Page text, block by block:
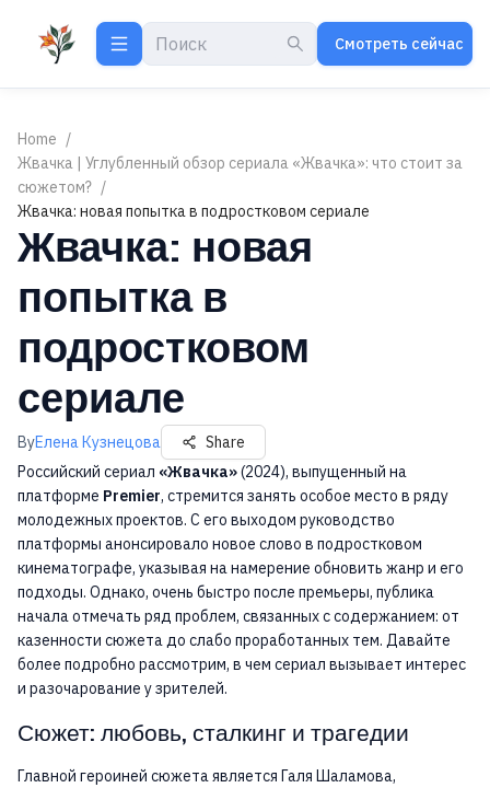
Смотреть сейчас
Home /
Жвачка | Углубленный обзор сериала «Жвачка»: что стоит за
сюжетом? /
Жвачка: новая попытка в подростковом сериале
Жвачка: новая
попытка в
подростковом
сериале
ByЕлена Кузнецова
Share
Российский сериал «Жвачка»(2024), выпущенный на
платформе Premier, стремится занять особое место в ряду
молодежных проектов. С его выходом руководство
платформы анонсировало новое слово в подростковом
кинематографе, указывая на намерение обновить жанр и его
подходы. Однако, очень быстро после премьеры, публика
начала отмечать ряд проблем, связанных с содержанием: от
казенности сюжета до слабо проработанных тем. Давайте
более подробно рассмотрим, в чем сериал вызывает интерес
и разочарование у зрителей.
Сюжет: любовь, сталкинг и трагедии
Главной героиней сюжета является Галя Шаламова,